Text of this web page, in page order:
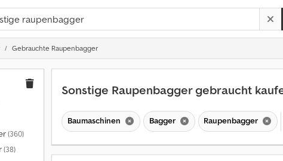
Gebrauchte Raupenbagger
(360)
(38)
Sonstige Raupenbagger gebraucht
Baumaschinen Bagger Raupenbagger